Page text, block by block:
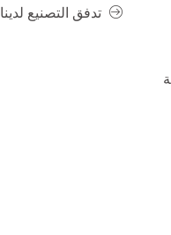
تدفق التصنيع لدينا